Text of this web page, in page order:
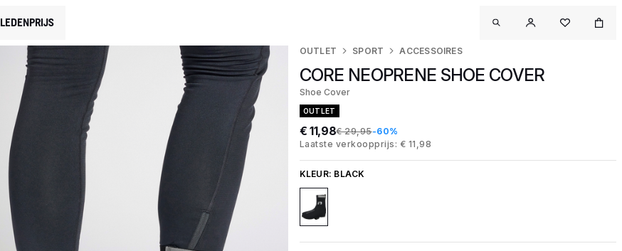
LEDENPRIJS
OUTLET SPORT ACCESSOIRES
CORE NEOPRENE SHOE COVER
Shoe Cover
OUTLET
€ 11,98€ 29,95-60%
Laatste verkoopprijs: € 11,98
KLEUR: BLACK